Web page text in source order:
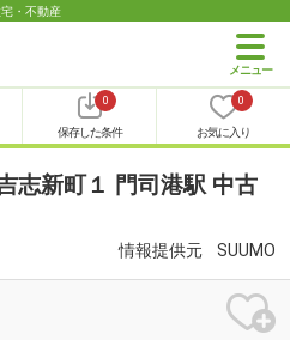
・不動産
0
保存した条件
0
お気に入り
志新町１ 門司港駅 中古
情報提供元 SUUMO